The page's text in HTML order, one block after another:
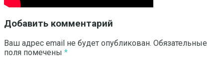
Добавить комментарий
Ваш адрес email не будет опубликован. Обязательные
поля помечены *